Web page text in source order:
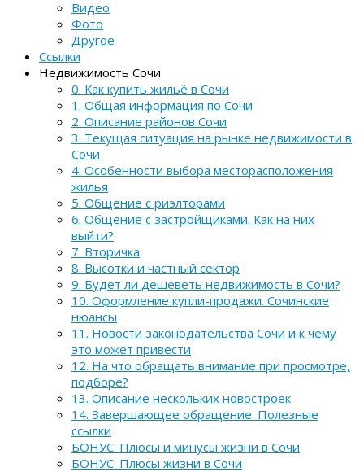
Видео
Фото
Другое
Ссылки
Недвижимость Сочи
0. Как купить жильё в Сочи
1. Общая информация по Сочи
2. Описание районов Сочи
3. Текущая ситуация на рынке недвижимости в
Сочи
4. Особенности выбора месторасположения
жилья
5. Общение с риэлторами
6. Общение с застройщиками. Как на них
выйти?
7. Вторичка
8. Высотки и частный сектор
9. Будет ли дешеветь недвижимость в Сочи?
10. Оформление купли-продажи. Сочинские
нюансы
11. Новости законодательства Сочи и к чему
это может привести
12. На что обращать внимание при просмотре,
подборе?
13. Описание нескольких новостроек
14. Завершающее обращение. Полезные
ссылки
БОНУС: Плюсы и минусы жизни в Сочи
БОНУС: Плюсы жизни в Сочи